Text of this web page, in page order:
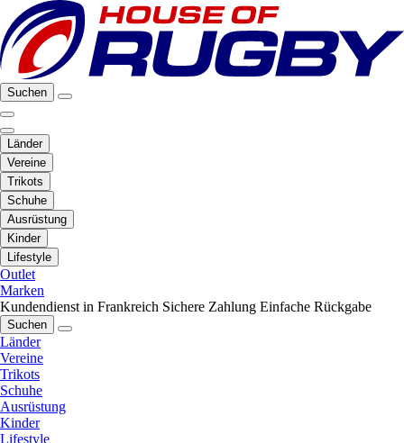
Suchen
Länder
Vereine
Trikots
Schuhe
Ausrüstung
Kinder
Lifestyle
Outlet
Marken
Kundendienst in Frankreich Sichere Zahlung Einfache Rückgabe
Suchen
Länder
Vereine
Trikots
Schuhe
Ausrüstung
Kinder
Lifestyle